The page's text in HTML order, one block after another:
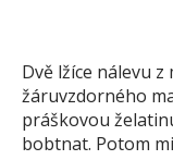
Dvě lžíce nálevu
žáruvzdorného
práškovou
bobtnat. Potom